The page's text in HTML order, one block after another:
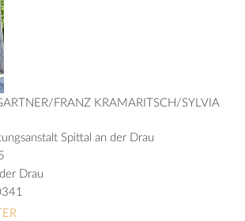
FRANZ KRAMARITSCH/SYLVIA
Spittal an der Drau
Drau